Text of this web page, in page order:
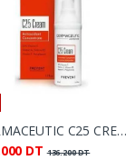
DERMACEUTIC C25 CREME 30 ML
DT 136.200DT